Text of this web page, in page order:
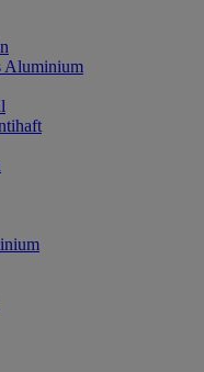
Aluminium